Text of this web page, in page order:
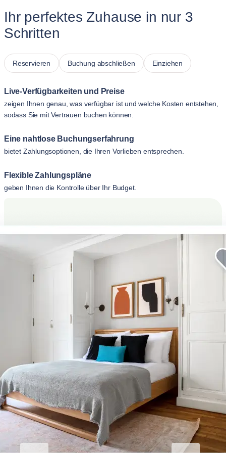
Ihr perfektes Zuhause in nur 3
Schritten
Reservieren Buchung abschließen Einziehen
Live-Verfügbarkeiten und Preise
zeigen Ihnen genau, was verfügbar ist und welche Kosten entstehen,
sodass Sie mit Vertrauen buchen können.
Eine nahtlose Buchungserfahrung
bietet Zahlungsoptionen, die Ihren Vorlieben entsprechen.
Flexible Zahlungspläne
geben Ihnen die Kontrolle über Ihr Budget.
Erhöhen Sie Ihren
Geschäftsaufenthalt.